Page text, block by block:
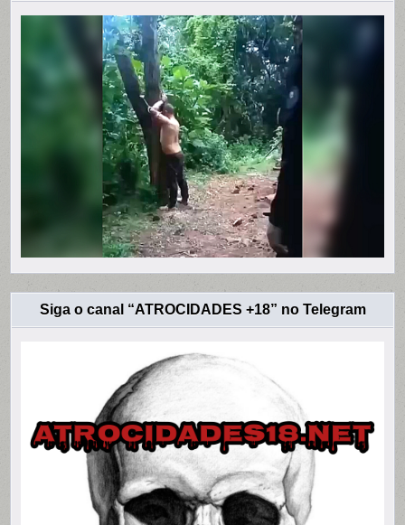
Siga o canal “ATROCIDADES +18” no Telegram